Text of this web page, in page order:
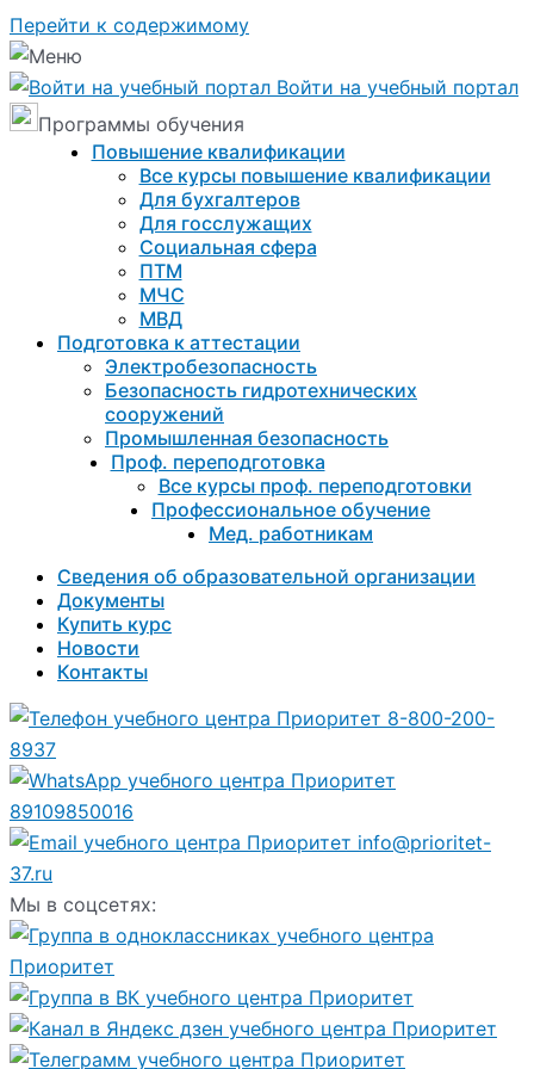
Перейти к содержимому
Войти на учебный портал
Программы обучения
Повышение квалификации
Все курсы повышение квалификации
Для бухгалтеров
Для госслужащих
Социальная сфера
ПТМ
МЧС
МВД
Подготовка к aттестации
Электробезопасность
Безопасность гидротехнических
сооружений
Промышленная безопасность
Проф. переподготовка
Все курсы проф. переподготовки
Профессиональное обучение
Мед. работникам
Сведения об образовательной организации
Документы
Купить курс
Новости
Контакты
8-800-200-
8937
89109850016
info@prioritet-
37.ru
Мы в соцсетях: